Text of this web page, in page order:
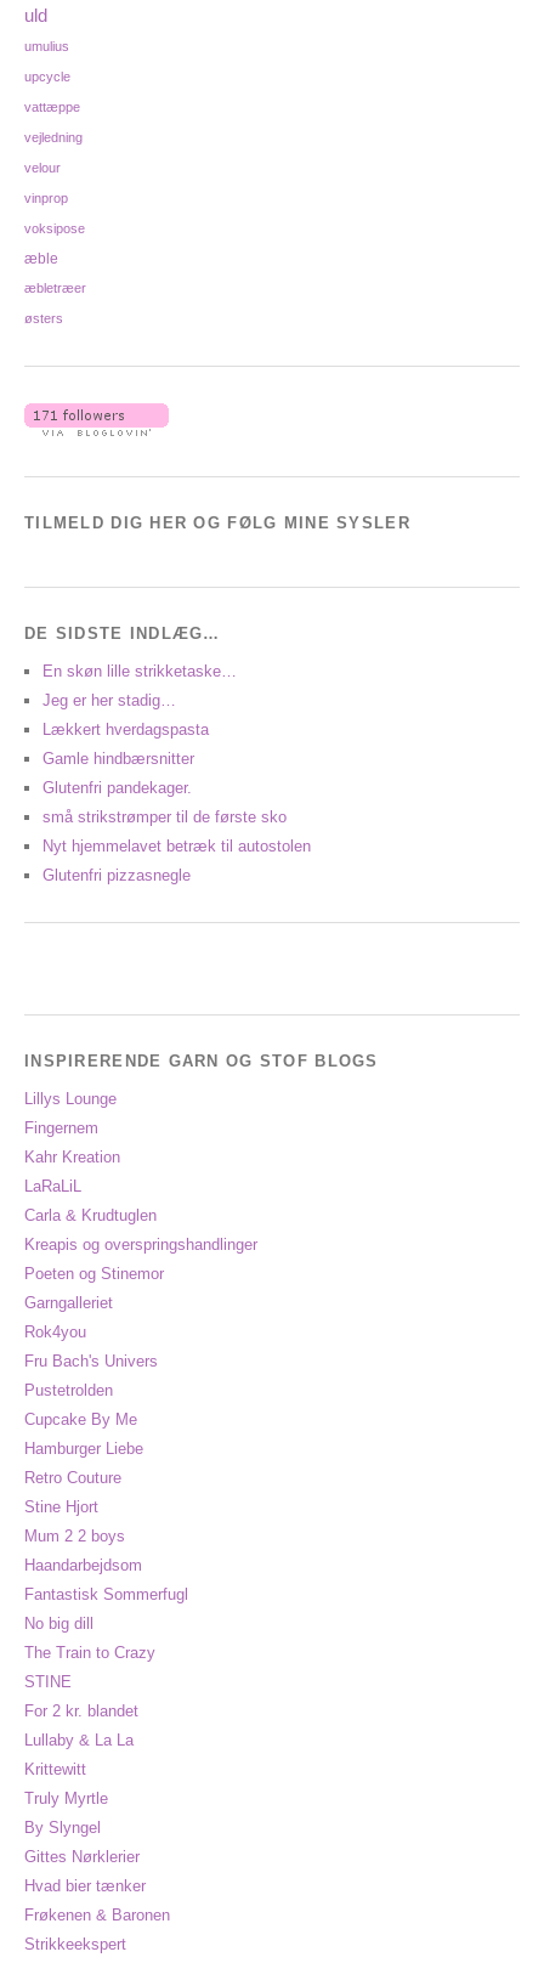
uld
umulius
upcycle
vattæppe
vejledning
velour
vinprop
voksipose
æble
æbletræer
østers
TILMELD DIG HER OG FØLG MINE SYSLER
DE SIDSTE INDLÆG…
En skøn lille strikketaske…
Jeg er her stadig…
Lækkert hverdagspasta
Gamle hindbærsnitter
Glutenfri pandekager.
små strikstrømper til de første sko
Nyt hjemmelavet betræk til autostolen
Glutenfri pizzasnegle
INSPIRERENDE GARN OG STOF BLOGS
Lillys Lounge
Fingernem
Kahr Kreation
LaRaLiL
Carla & Krudtuglen
Kreapis og overspringshandlinger
Poeten og Stinemor
Garngalleriet
Rok4you
Fru Bach's Univers
Pustetrolden
Cupcake By Me
Hamburger Liebe
Retro Couture
Stine Hjort
Mum 2 2 boys
Haandarbejdsom
Fantastisk Sommerfugl
No big dill
The Train to Crazy
STINE
For 2 kr. blandet
Lullaby & La La
Krittewitt
Truly Myrtle
By Slyngel
Gittes Nørklerier
Hvad bier tænker
Frøkenen & Baronen
Strikkeekspert